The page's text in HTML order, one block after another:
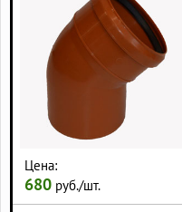
Цена:
680 руб./шт.